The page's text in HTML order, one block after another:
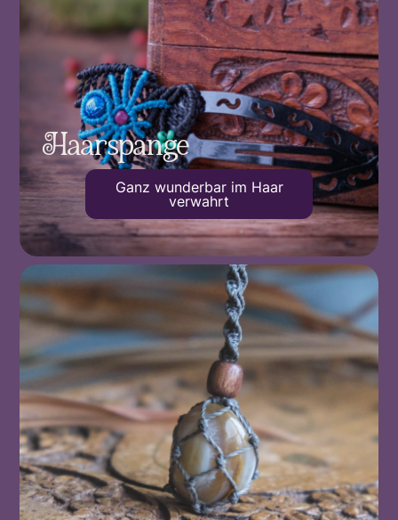
Haarspange
Ganz wunderbar im Haar
verwahrt